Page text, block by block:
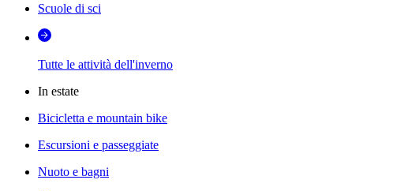
Scuole di sci
Tutte le attività dell'inverno
In estate
Bicicletta e mountain bike
Escursioni e passeggiate
Nuoto e bagni